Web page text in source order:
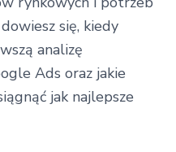
się, kiedy
analizę
Ads oraz jakie
jak najlepsze